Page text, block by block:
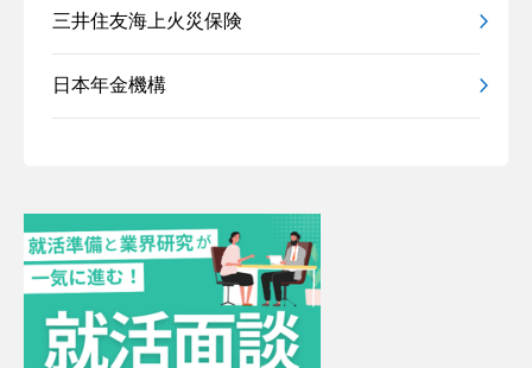
三井住友海上火災保険
日本年金機構